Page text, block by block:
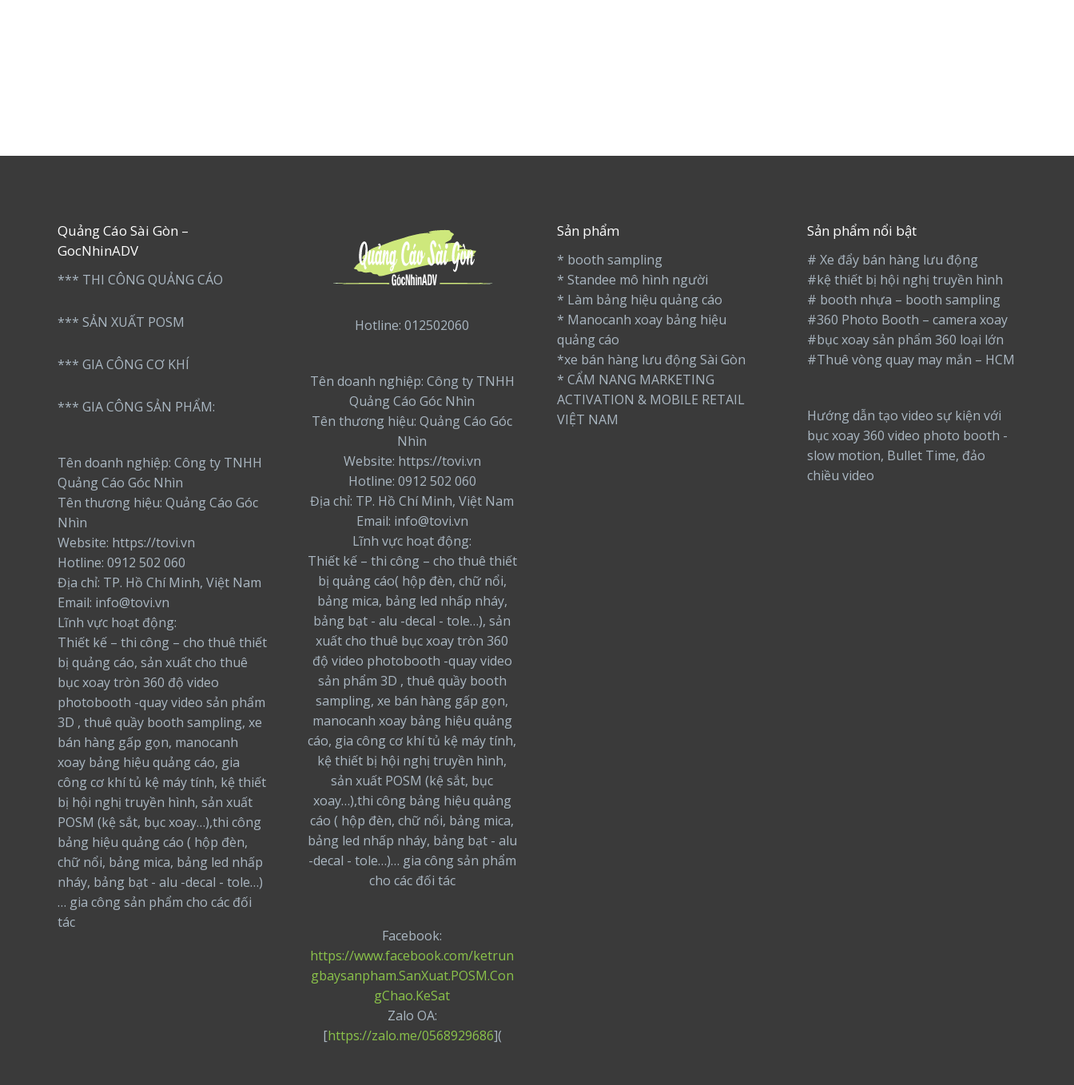
Quảng Cáo Sài Gòn –
GocNhinADV
*** THI CÔNG QUẢNG CÁO
*** SẢN XUẤT POSM
*** GIA CÔNG CƠ KHÍ
*** GIA CÔNG SẢN PHẨM:
Tên doanh nghiệp: Công ty TNHH
Quảng Cáo Góc Nhìn
Tên thương hiệu: Quảng Cáo Góc
Nhìn
Website: https://tovi.vn
Hotline: 0912 502 060
Địa chỉ: TP. Hồ Chí Minh, Việt Nam
Email: info@tovi.vn
Lĩnh vực hoạt động:
Thiết kế – thi công – cho thuê thiết
bị quảng cáo, sản xuất cho thuê
bục xoay tròn 360 độ video
photobooth -quay video sản phẩm
3D , thuê quầy booth sampling, xe
bán hàng gấp gọn, manocanh
xoay bảng hiệu quảng cáo, gia
công cơ khí tủ kệ máy tính, kệ thiết
bị hội nghị truyền hình, sản xuất
POSM (kệ sắt, bục xoay…),thi công
bảng hiệu quảng cáo ( hộp đèn,
chữ nổi, bảng mica, bảng led nhấp
nháy, bảng bạt - alu -decal - tole…)
… gia công sản phẩm cho các đối
tác
Hotline: 012502060
Tên doanh nghiệp: Công ty TNHH
Quảng Cáo Góc Nhìn
Tên thương hiệu: Quảng Cáo Góc
Nhìn
Website: https://tovi.vn
Hotline: 0912 502 060
Địa chỉ: TP. Hồ Chí Minh, Việt Nam
Email: info@tovi.vn
Lĩnh vực hoạt động:
Thiết kế – thi công – cho thuê thiết
bị quảng cáo( hộp đèn, chữ nổi,
bảng mica, bảng led nhấp nháy,
bảng bạt - alu -decal - tole…), sản
xuất cho thuê bục xoay tròn 360
độ video photobooth -quay video
sản phẩm 3D , thuê quầy booth
sampling, xe bán hàng gấp gọn,
manocanh xoay bảng hiệu quảng
cáo, gia công cơ khí tủ kệ máy tính,
kệ thiết bị hội nghị truyền hình,
sản xuất POSM (kệ sắt, bục
xoay…),thi công bảng hiệu quảng
cáo ( hộp đèn, chữ nổi, bảng mica,
bảng led nhấp nháy, bảng bạt - alu
-decal - tole…)… gia công sản phẩm
cho các đối tác
Facebook:
https://www.facebook.com/ketrun
gbaysanpham.SanXuat.POSM.Con
gChao.KeSat
Zalo OA:
[https://zalo.me/0568929686](
Sản phẩm
* booth sampling
* Standee mô hình người
* Làm bảng hiệu quảng cáo
* Manocanh xoay bảng hiệu
quảng cáo
*xe bán hàng lưu động Sài Gòn
* CẨM NANG MARKETING
ACTIVATION & MOBILE RETAIL
VIỆT NAM
Sản phẩm nổi bật
# Xe đẩy bán hàng lưu động
#kệ thiết bị hội nghị truyền hình
# booth nhựa – booth sampling
#360 Photo Booth – camera xoay
#bục xoay sản phẩm 360 loại lớn
#Thuê vòng quay may mắn – HCM
Hướng dẫn tạo video sự kiện với
bục xoay 360 video photo booth -
slow motion, Bullet Time, đảo
chiều video